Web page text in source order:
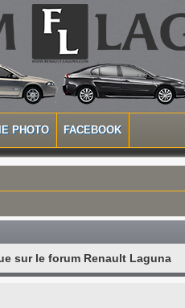
PHOTO FACEBOOK
sur le forum Renault Laguna